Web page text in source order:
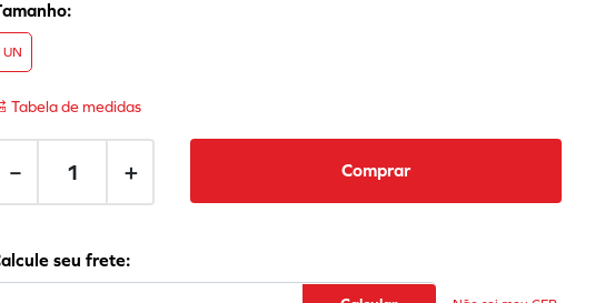
UN
Tabela de medidas
＋
－ Comprar